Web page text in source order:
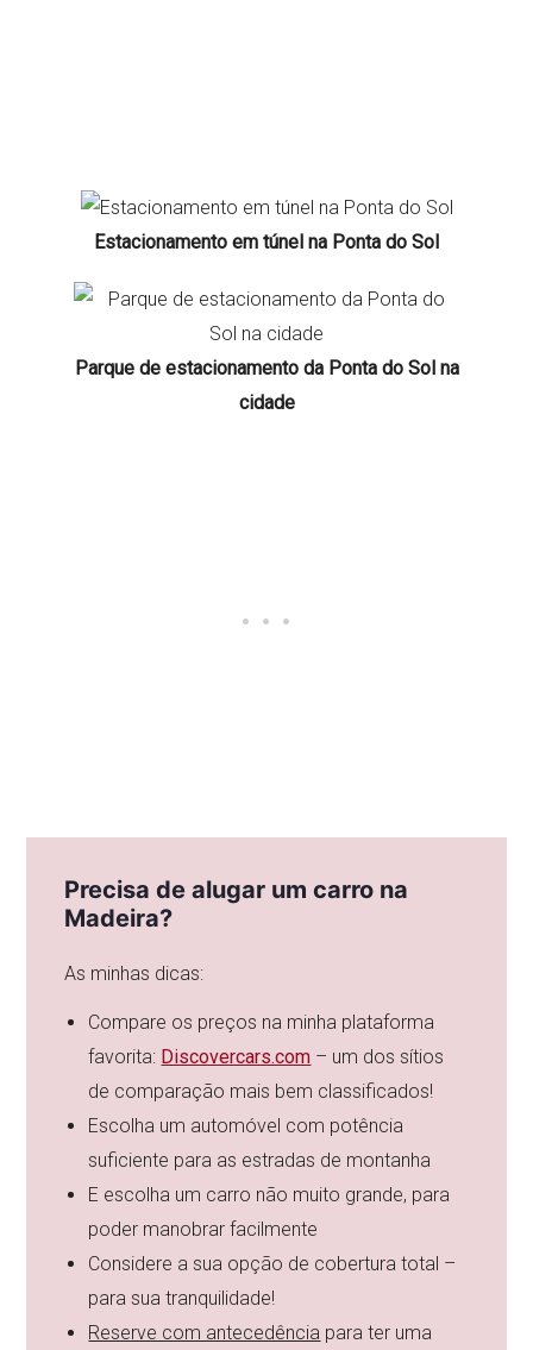
Estacionamento em túnel na Ponta do Sol
Parque de estacionamento da Ponta do Sol na
cidade
Precisa de alugar um carro na
Madeira?
As minhas dicas:
Compare os preços na minha plataforma
favorita: Discovercars.com – um dos sítios
de comparação mais bem classificados!
Escolha um automóvel com potência
suficiente para as estradas de montanha
E escolha um carro não muito grande, para
poder manobrar facilmente
Considere a sua opção de cobertura total –
para sua tranquilidade!
Reserve com antecedência para ter uma